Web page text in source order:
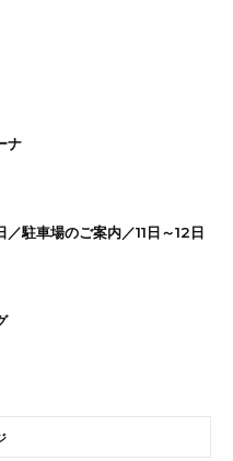
ナ
／駐車場のご案内／11日～12日